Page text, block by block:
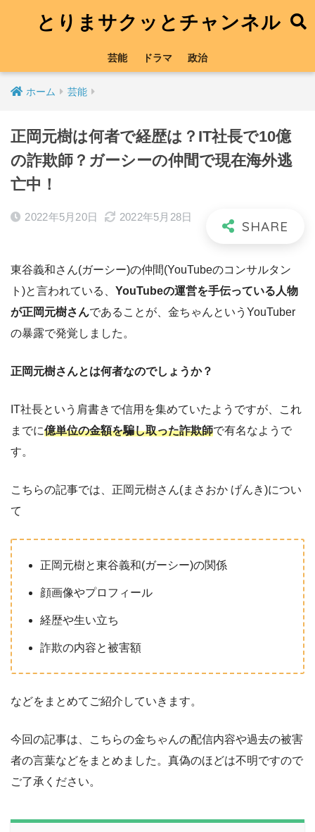
とりまサクッとチャンネル
芸能 ドラマ 政治
ホーム 芸能
正岡元樹は何者で経歴は？IT社長で10億
の詐欺師？ガーシーの仲間で現在海外逃
亡中！
2022年5月20日 2022年5月28日
東谷義和さん(ガーシー)の仲間(YouTubeのコンサルタン
ト)と言われている、 YouTubeの運営を手伝っている人物
が正岡元樹さんであることが、金ちゃんというYouTuber
の暴露で発覚しました。
正岡元樹さんとは何者なのでしょうか？
IT社長という肩書きで信用を集めていたようですが、これ
までに億単位の金額を騙し取った詐欺師で有名なようで
す。
こちらの記事では、正岡元樹さん(まさおか げんき)につい
て
正岡元樹と東谷義和(ガーシー)の関係
顔画像やプロフィール
経歴や生い立ち
詐欺の内容と被害額
などをまとめてご紹介していきます。
今回の記事は、こちらの金ちゃんの配信内容や過去の被害
者の言葉などをまとめました。真偽のほどは不明ですので
ご了承ください。